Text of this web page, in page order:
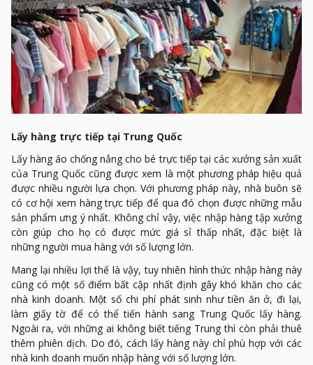
Lấy hàng trực tiếp tại Trung Quốc
Lấy hàng áo chống nắng cho bé trực tiếp tại các xưởng sản xuất
của Trung Quốc cũng được xem là một phương pháp hiệu quả
được nhiều người lựa chọn. Với phương pháp này, nhà buôn sẽ
có cơ hội xem hàng trực tiếp để qua đó chọn được những mẫu
sản phẩm ưng ý nhất. Không chỉ vậy, việc nhập hàng tập xưởng
còn giúp cho họ có được mức giá sỉ thấp nhất, đặc biệt là
những người mua hàng với số lượng lớn.
Mang lại nhiều lợi thế là vậy, tuy nhiên hình thức nhập hàng này
cũng có một số điểm bất cập nhất định gây khó khăn cho các
nhà kinh doanh. Một số chi phí phát sinh như tiền ăn ở, đi lại,
làm giấy tờ để có thể tiến hành sang Trung Quốc lấy hàng.
Ngoài ra, với những ai không biết tiếng Trung thì còn phải thuê
thêm phiên dịch. Do đó, cách lấy hàng này chỉ phù hợp với các
nhà kinh doanh muốn nhập hàng với số lượng lớn.